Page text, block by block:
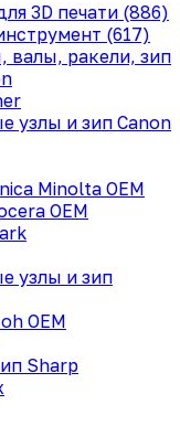
3D печати (886)
(617)
валы, ракели, зип
узлы и зип Canon
Minolta OEM
OEM
узлы и зип
OEM
Sharp